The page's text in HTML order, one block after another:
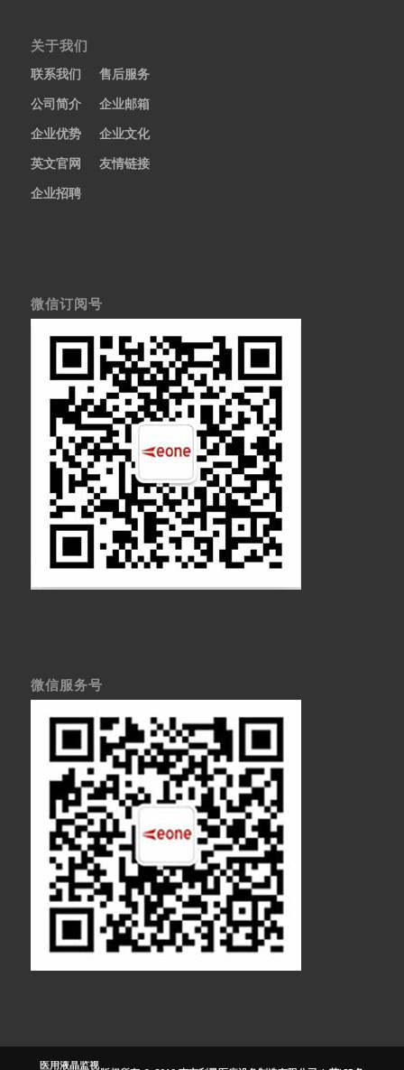
关于我们
联系我们
售后服务
公司简介
企业邮箱
企业优势
企业文化
英文官网
友情链接
企业招聘
微信订阅号
微信服务号
医疗显示器